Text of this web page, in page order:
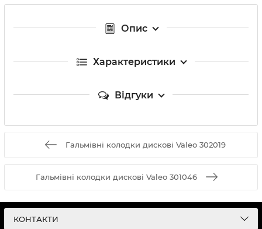
Опис
Характеристики
Відгуки
Гальмівні колодки дискові Valeo 302019
Гальмівні колодки дискові Valeo 301046
КОНТАКТИ